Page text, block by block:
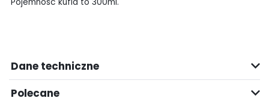
Dane techniczne
Polecane